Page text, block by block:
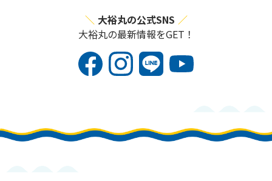
大裕丸の公式SNS
大裕丸の最新情報をGET！